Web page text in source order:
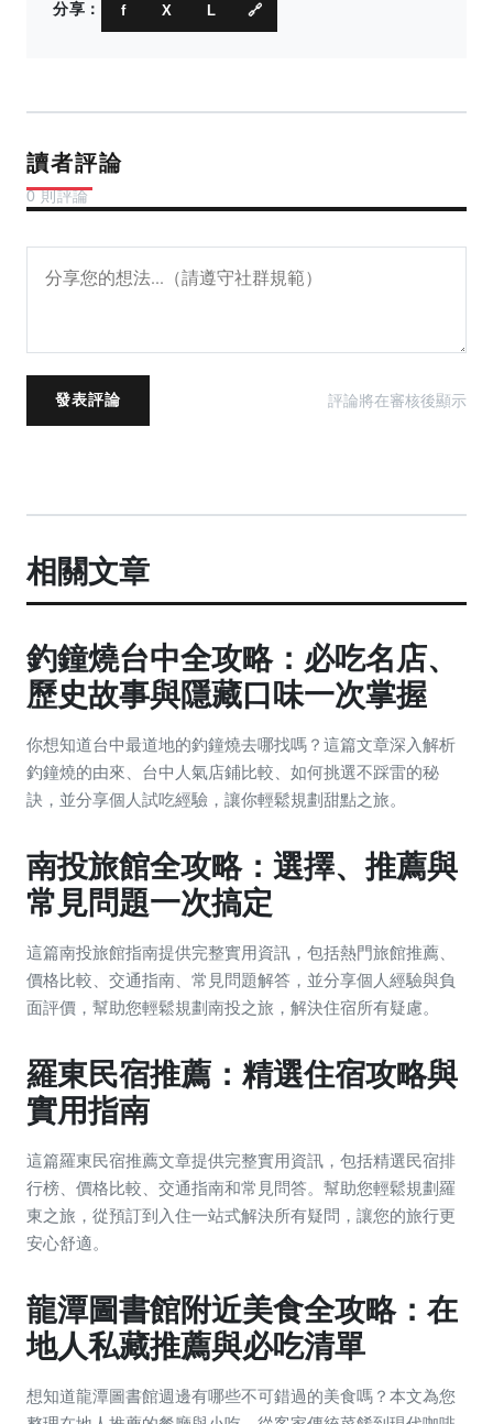
分享： f X L 🔗
讀者評論
0 則評論
發表評論 評論將在審核後顯示
相關文章
釣鐘燒台中全攻略：必吃名店、
歷史故事與隱藏口味一次掌握
你想知道台中最道地的釣鐘燒去哪找嗎？這篇文章深入解析
釣鐘燒的由來、台中人氣店鋪比較、如何挑選不踩雷的秘
訣，並分享個人試吃經驗，讓你輕鬆規劃甜點之旅。
南投旅館全攻略：選擇、推薦與
常見問題一次搞定
這篇南投旅館指南提供完整實用資訊，包括熱門旅館推薦、
價格比較、交通指南、常見問題解答，並分享個人經驗與負
面評價，幫助您輕鬆規劃南投之旅，解決住宿所有疑慮。
羅東民宿推薦：精選住宿攻略與
實用指南
這篇羅東民宿推薦文章提供完整實用資訊，包括精選民宿排
行榜、價格比較、交通指南和常見問答。幫助您輕鬆規劃羅
東之旅，從預訂到入住一站式解決所有疑問，讓您的旅行更
安心舒適。
龍潭圖書館附近美食全攻略：在
地人私藏推薦與必吃清單
想知道龍潭圖書館週邊有哪些不可錯過的美食嗎？本文為您